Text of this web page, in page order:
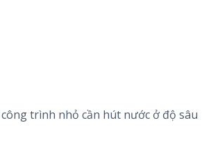
trình nhỏ cần hút nước ở độ sâu